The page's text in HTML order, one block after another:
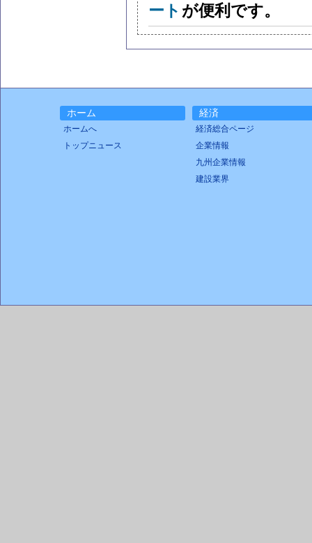
ート が便利です。
ホーム
ホームへ
トップニュース
経済
経済総合ページ
企業情報
九州企業情報
建設業界